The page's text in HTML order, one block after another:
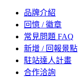
品牌介紹
回憶 / 徽章
常見問題 FAQ
新增 / 回報景點
駐站達人計畫
合作洽詢